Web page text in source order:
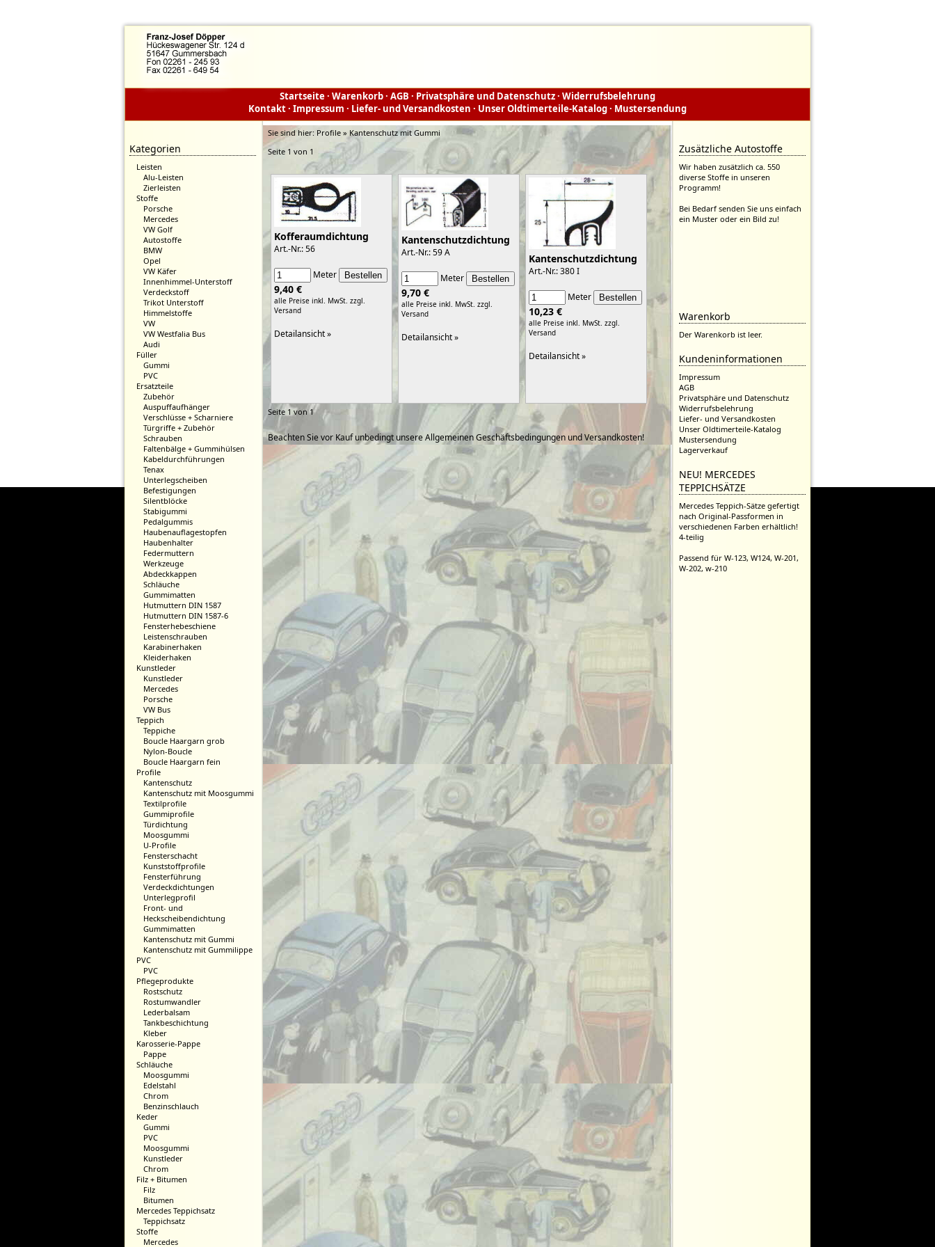
Startseite· Warenkorb· AGB · Privatsphäre und Datenschutz· Widerrufsbelehrung
Kontakt· Impressum · Liefer- und Versandkosten · Unser Oldtimerteile-Katalog· Mustersendung
Kategorien
Leisten
Alu-Leisten
Zierleisten
Stoffe
Porsche
Mercedes
VW Golf
Autostoffe
BMW
Opel
VW Käfer
Innenhimmel-Unterstoff
Verdeckstoff
Trikot Unterstoff
Himmelstoffe
VW
VW Westfalia Bus
Audi
Füller
Gummi
PVC
Ersatzteile
Zubehör
Auspuffaufhänger
Verschlüsse + Scharniere
Türgriffe + Zubehör
Schrauben
Faltenbälge + Gummihülsen
Kabeldurchführungen
Tenax
Unterlegscheiben
Befestigungen
Silentblöcke
Stabigummi
Pedalgummis
Haubenauflagestopfen
Haubenhalter
Federmuttern
Werkzeuge
Abdeckkappen
Schläuche
Gummimatten
Hutmuttern DIN 1587
Hutmuttern DIN 1587-6
Fensterhebeschiene
Leistenschrauben
Karabinerhaken
Kleiderhaken
Kunstleder
Kunstleder
Mercedes
Porsche
VW Bus
Teppich
Teppiche
Boucle Haargarn grob
Nylon-Boucle
Boucle Haargarn fein
Profile
Kantenschutz
Kantenschutz mit Moosgummi
Textilprofile
Gummiprofile
Türdichtung
Moosgummi
U-Profile
Fensterschacht
Kunststoffprofile
Fensterführung
Verdeckdichtungen
Unterlegprofil
Front- und
Heckscheibendichtung
Gummimatten
Kantenschutz mit Gummi
Kantenschutz mit Gummilippe
PVC
PVC
Pflegeprodukte
Rostschutz
Rostumwandler
Lederbalsam
Tankbeschichtung
Kleber
Karosserie-Pappe
Pappe
Schläuche
Moosgummi
Edelstahl
Chrom
Benzinschlauch
Keder
Gummi
PVC
Moosgummi
Kunstleder
Chrom
Filz + Bitumen
Filz
Bitumen
Mercedes Teppichsatz
Teppichsatz
Stoffe
Mercedes
Sie sind hier: Profile » Kantenschutz mit Gummi
Seite 1 von 1
Kofferaumdichtung
Art.-Nr.: 56
Meter
9,40 €
alle Preise inkl. MwSt. zzgl.
Versand
Detailansicht »
Kantenschutzdichtung
Art.-Nr.: 59 A
Meter
9,70 €
alle Preise inkl. MwSt. zzgl.
Versand
Detailansicht »
Kantenschutzdichtung
Art.-Nr.: 380 I
Meter
10,23 €
alle Preise inkl. MwSt. zzgl.
Versand
Detailansicht »
Seite 1 von 1
Beachten Sie vor Kauf unbedingt unsere Allgemeinen Geschäftsbedingungen und Versandkosten!
Zusätzliche Autostoffe
Wir haben zusätzlich ca. 550
diverse Stoffe in unseren
Programm!
Bei Bedarf senden Sie uns einfach
ein Muster oder ein Bild zu!
Warenkorb
Der Warenkorb ist leer.
Kundeninformationen
Impressum
AGB
Privatsphäre und Datenschutz
Widerrufsbelehrung
Liefer- und Versandkosten
Unser Oldtimerteile-Katalog
Mustersendung
Lagerverkauf
NEU! MERCEDES
TEPPICHSÄTZE
Mercedes Teppich-Sätze gefertigt
nach Original-Passformen in
verschiedenen Farben erhältlich!
4-teilig
Passend für W-123, W124, W-201,
W-202, w-210